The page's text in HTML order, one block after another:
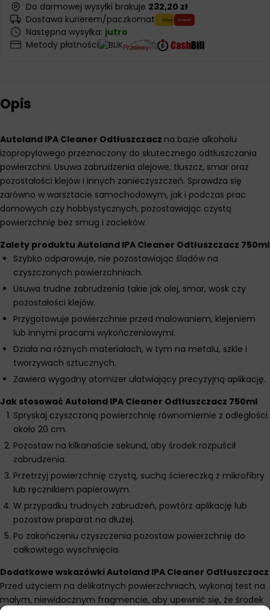
Do darmowej wysyłki brakuje 232,20 zł
Dostawa kurierem/paczkomat
Następna wysyłka: jutro
Metody płatności
Opis
Autoland IPA Cleaner Odtłuszczacz na bazie alkoholu
izopropylowego przeznaczony do skutecznego odtłuszczania
powierzchni. Usuwa zabrudzenia olejowe, tłuszcz, smar oraz
pozostałości klejów i innych zanieczyszczeń. Sprawdza się
zarówno w warsztacie samochodowym, jak i podczas prac
domowych czy hobbystycznych, pozostawiając czystą
powierzchnię bez smug i zacieków.
Zalety produktu Autoland IPA Cleaner Odtłuszczacz 750ml
Szybko odparowuje, nie pozostawiając śladów na
czyszczonych powierzchniach.
Usuwa trudne zabrudzenia takie jak olej, smar, wosk czy
pozostałości klejów.
Przygotowuje powierzchnie przed malowaniem, klejeniem
lub innymi pracami wykończeniowymi.
Działa na różnych materiałach, w tym na metalu, szkle i
tworzywach sztucznych.
Zawiera wygodny atomizer ułatwiający precyzyjną aplikację.
Jak stosować Autoland IPA Cleaner Odtłuszczacz 750ml
Spryskaj czyszczoną powierzchnię równomiernie z odległości
około 20 cm.
Pozostaw na kilkanaście sekund, aby środek rozpuścił
zabrudzenia.
Przetrzyj powierzchnię czystą, suchą ściereczką z mikrofibry
lub ręcznikiem papierowym.
W przypadku trudnych zabrudzeń, powtórz aplikację lub
pozostaw preparat na dłużej.
Po zakończeniu czyszczenia pozostaw powierzchnię do
całkowitego wyschnięcia.
Dodatkowe wskazówki Autoland IPA Cleaner Odtłuszczacz
Przed użyciem na delikatnych powierzchniach, wykonaj test na
małym, niewidocznym fragmencie, aby upewnić się, że środek